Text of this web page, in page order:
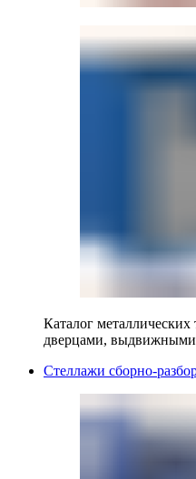
Каталог
дверцами,
Стеллажи сборно-